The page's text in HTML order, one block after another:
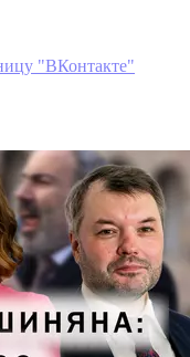
"ВКонтакте"